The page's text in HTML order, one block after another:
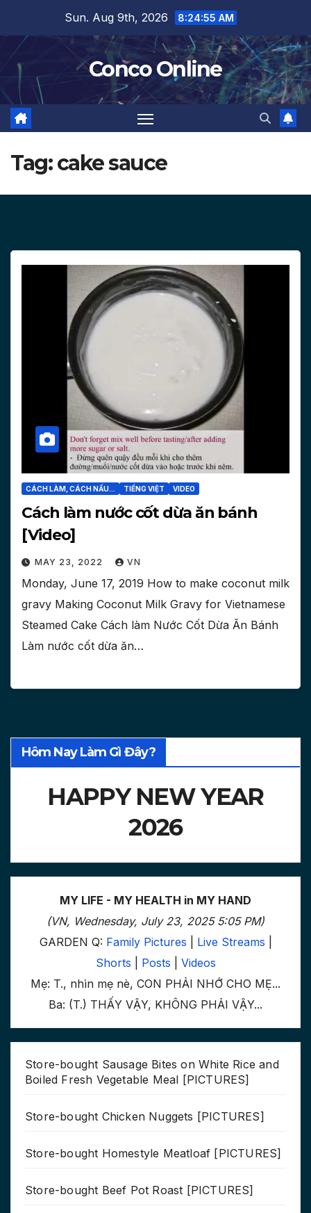
content
Sun. Aug 9th, 2026 8:24:55 AM
Conco Online
Tag:cake sauce
CÁCH LÀM, CÁCH NẤU... TIẾNG VIỆT VIDEO
Cách làm nước cốt dừa ăn bánh
[Video]
MAY 23, 2022 VN
Monday, June 17, 2019 How to make coconut milk
gravy Making Coconut Milk Gravy for Vietnamese
Steamed Cake Cách làm Nước Cốt Dừa Ăn Bánh
Làm nước cốt dừa ăn…
Hôm Nay Làm Gì Đây?
HAPPY NEW YEAR
2026
MY LIFE - MY HEALTH in MY HAND
(VN, Wednesday, July 23, 2025 5:05 PM)
GARDEN Q: Family Pictures Live Streams
Shorts
Posts
Videos
Mẹ: T., nhìn mẹ nè, CON PHẢI NHỚ CHO MẸ...
Ba: (T.) THẤY VẬY, KHÔNG PHẢI VẬY...
Store-bought Sausage Bites on White Rice and
Boiled Fresh Vegetable Meal [PICTURES]
Store-bought Chicken Nuggets [PICTURES]
Store-bought Homestyle Meatloaf [PICTURES]
Store-bought Beef Pot Roast [PICTURES]